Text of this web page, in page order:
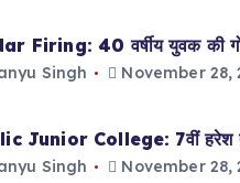
Firing: 40 वर्षीय युवक की
Singh November 28,
Junior College: 7वीं हरेश
Singh November 28,